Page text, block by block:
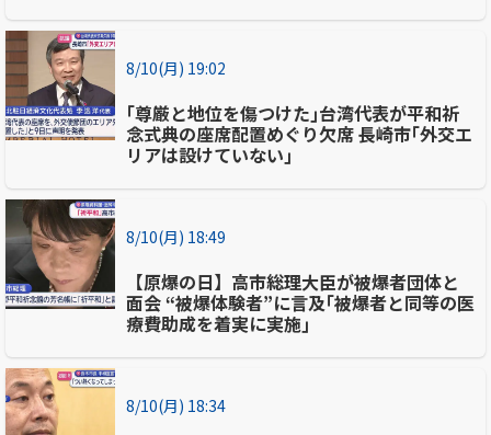
8/10(月) 19:02
｢尊厳と地位を傷つけた｣台湾代表が平和祈
念式典の座席配置めぐり欠席 長崎市｢外交エ
リアは設けていない｣
8/10(月) 18:49
【原爆の日】高市総理大臣が被爆者団体と
面会 “被爆体験者”に言及｢被爆者と同等の医
療費助成を着実に実施｣
8/10(月) 18:34